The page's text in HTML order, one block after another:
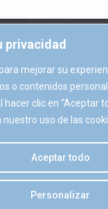
privacidad
mejorar su
o contenidos
clic en “Aceptar
uso de las
Personalizar
Aceptar todo